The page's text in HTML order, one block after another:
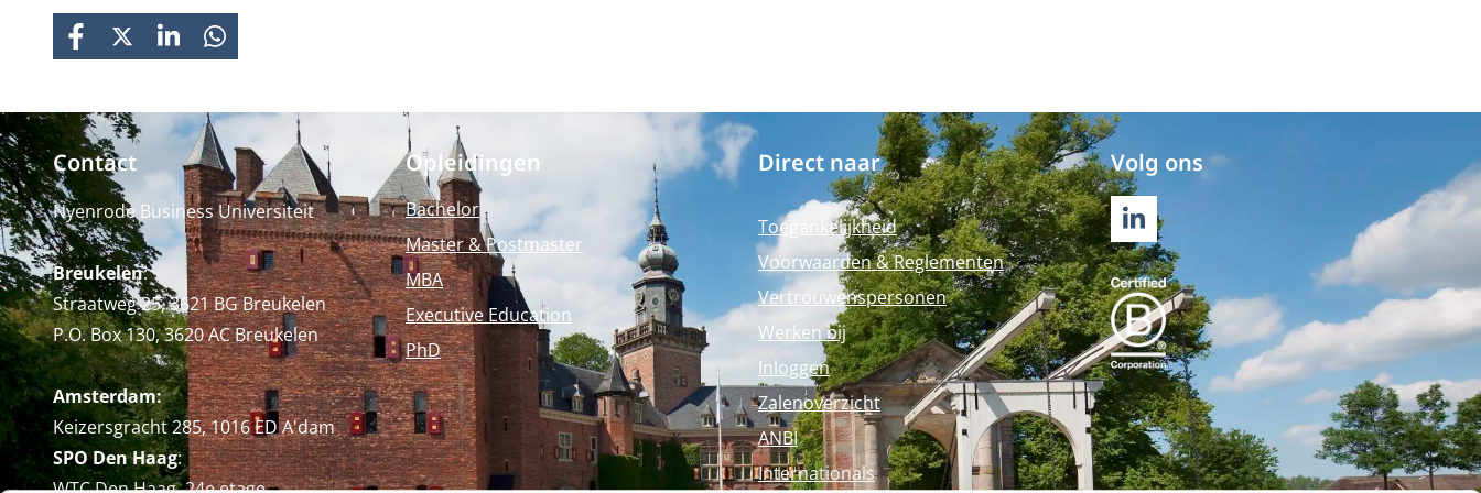
FACEBOOK
X LINKEDINWHATSAPP
Contact
Nyenrode Business Universiteit
Breukelen:
Straatweg 25, 3621 BG Breukelen
P.O. Box 130, 3620 AC Breukelen
Amsterdam:
Keizersgracht 285, 1016 ED A'dam
SPO Den Haag:
Opleidingen
Bachelor
Master & Postmaster
MBA
Executive Education
PhD
Direct naar
Toegankelijkheid
Voorwaarden & Reglementen
Vertrouwenspersonen
Werken bij
Inloggen
Zalenoverzicht
ANBI
Internationals
Volg ons
LINKEDIN